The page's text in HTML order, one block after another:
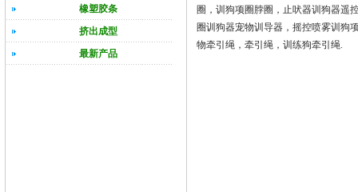
橡塑胶条
挤出成型
最新产品
圈，训狗项圈脖圈，止吠器训狗器遥
圈训狗器宠物训导器，摇控喷雾训狗
物牵引绳，牵引绳，训练狗牵引绳.